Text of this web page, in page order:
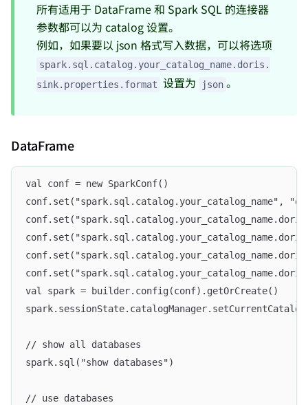
所有适用于 DataFrame 和 Spark SQL 的连接器
参数都可以为 catalog 设置。
例如，如果要以 json 格式写入数据，可以将选项
spark.sql.catalog.your_catalog_name.doris.
sink.properties.format 设置为 json 。
DataFrame
val conf = new SparkConf()
conf.set("spark.sql.catalog.your_catalog_name",
val spark = builder.config(conf).getOrCreate()
// show all databases
spark.sql("show databases")
// use databases